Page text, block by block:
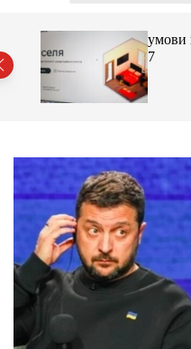
у
умови
7